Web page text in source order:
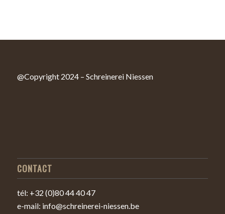
@Copyright 2024 – Schreinerei Niessen
CONTACT
tél: +32 (0)80 44 40 47
e-mail: info@schreinerei-niessen.be